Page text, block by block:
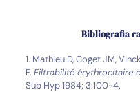
Bibliografia
1. Mathieu D, Coget JM,
F. Filtrabilité érythrocitaire
Sub Hyp 1984; 3:100-4.